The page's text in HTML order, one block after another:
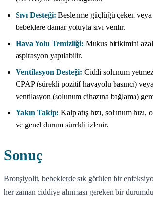
Sıvı Desteği: Beslenme güçlüğü çeken
bebeklere damar yoluyla sıvı verilir.
Hava Yolu Temizliği: Mukus birikimini
aspirasyon yapılabilir.
Ventilasyon Desteği: Ciddi solunum
CPAP (sürekli pozitif havayolu basıncı)
ventilasyon (solunum cihazına bağlama)
Yakın Takip: Kalp atış hızı, solunum hızı,
ve genel durum sürekli izlenir.
Sonuç
Bronşiyolit, bebeklerde sık görülen bir
her zaman ciddiye alınması gereken bir